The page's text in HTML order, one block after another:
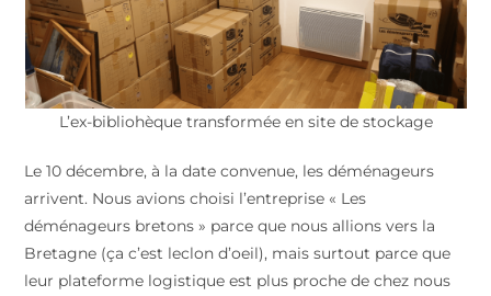
L’ex-bibliohèque transformée en site de stockage
Le 10 décembre, à la date convenue, les déménageurs
arrivent. Nous avions choisi l’entreprise « Les
déménageurs bretons » parce que nous allions vers la
Bretagne (ça c’est leclon d’oeil), mais surtout parce que
leur plateforme logistique est plus proche de chez nous